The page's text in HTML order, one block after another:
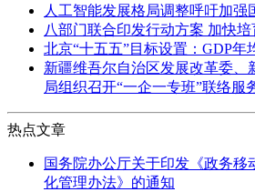
人工智能发展格局调整呼吁加强
八部门联合印发行动方案 加快
北京“十五五”目标设置：GDP年
新疆维吾尔自治区发展改革委、
局组织召开“一企一专班”联络服
热点文章
国务院办公厅关于印发《政务移
化管理办法》的通知